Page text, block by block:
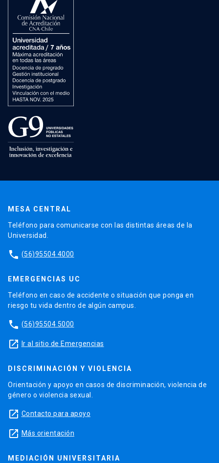
MESA CENTRAL
Teléfono para comunicarse con las distintas áreas de la
Universidad.
phone (56)95504 4000
EMERGENCIAS UC
Teléfono en caso de accidente o situación que ponga en
riesgo tu vida dentro de algún campus.
phone (56)95504 5000
launch Ir al sitio de Emergencias
DISCRIMINACIÓN Y VIOLENCIA
Orientación y apoyo en casos de discriminación, violencia de
género o violencia sexual.
launch Contacto para apoyo
launch Más orientación
MEDIACIÓN UNIVERSITARIA